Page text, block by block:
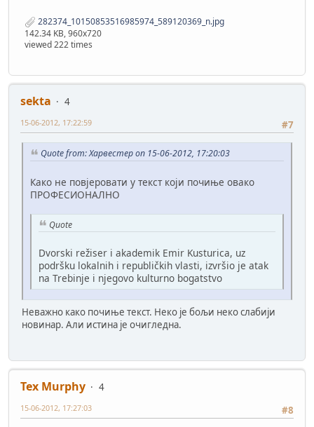
282374_10150853516985974_589120369_n.jpg
142.34 KB, 960x720
viewed 222 times
sekta
4
#7
15-06-2012, 17:22:59
Quote from: Харвестер on 15-06-2012, 17:20:03
Како не повјеровати у текст који почиње овако
ПРОФЕСИОНАЛНО
Quote
Dvorski režiser i akademik Emir Kusturica, uz
podršku lokalnih i republičkih vlasti, izvršio je atak
na Trebinje i njegovo kulturno bogatstvo
Неважно како почиње текст. Неко је бољи неко слабији
новинар. Али истина је очигледна.
Tex Murphy
4
#8
15-06-2012, 17:27:03